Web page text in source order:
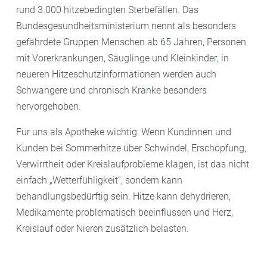
rund 3.000 hitzebedingten Sterbefällen. Das
Bundesgesundheitsministerium nennt als besonders
gefährdete Gruppen Menschen ab 65 Jahren, Personen
mit Vorerkrankungen, Säuglinge und Kleinkinder; in
neueren Hitzeschutzinformationen werden auch
Schwangere und chronisch Kranke besonders
hervorgehoben.
Für uns als Apotheke wichtig: Wenn Kundinnen und
Kunden bei Sommerhitze über Schwindel, Erschöpfung,
Verwirrtheit oder Kreislaufprobleme klagen, ist das nicht
einfach „Wetterfühligkeit“, sondern kann
behandlungsbedürftig sein. Hitze kann dehydrieren,
Medikamente problematisch beeinflussen und Herz,
Kreislauf oder Nieren zusätzlich belasten.